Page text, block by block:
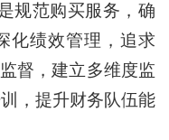
规范购买服务，确
化绩效管理，追求
督，建立多维度监
，提升财务队伍能